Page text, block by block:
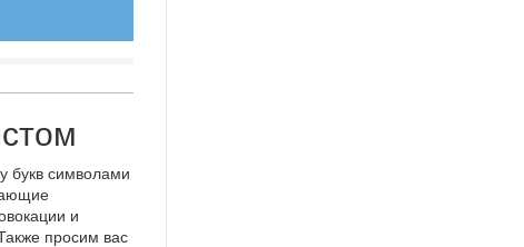
букв символами
и
просим вас